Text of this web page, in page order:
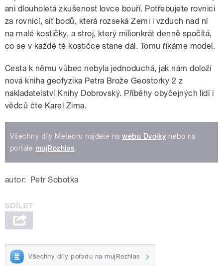
ani dlouholetá zkušenost lovce bouří. Potřebujete rovnici
za rovnicí, síť bodů, která rozseká Zemi i vzduch nad ní
na malé kostičky, a stroj, který milionkrát denně spočítá,
co se v každé té kostičce stane dál. Tomu říkáme model.
Cesta k němu vůbec nebyla jednoduchá, jak nám doloží
nová kniha geofyzika Petra Brože Geostorky 2 z
nakladatelství Knihy Dobrovský. Příběhy obyčejných lidí i
vědců čte Karel Zima.
Všechny díly Meteoru najdete nawebu Dvojky nebo na
portále mujRozhlas
autor: Petr Sobotka
Všechny díly pořadu na mujRozhlas